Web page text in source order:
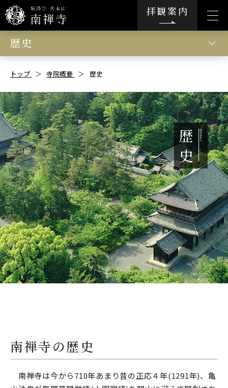
拝観案内
トップ 寺院概要 歴史
歴
史
南禅寺の歴史
南禅寺は今から710年あまり昔の正応４年(1291年)、亀
歴史